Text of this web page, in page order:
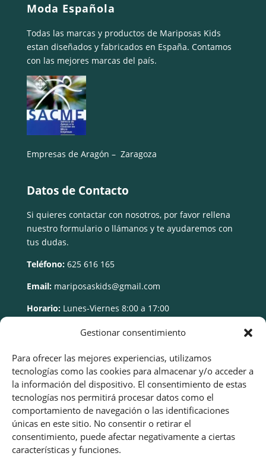
Gestionar consentimiento
Para ofrecer las mejores experiencias, utilizamos
tecnologías como las cookies para almacenar y/o acceder a
la información del dispositivo. El consentimiento de estas
tecnologías nos permitirá procesar datos como el
comportamiento de navegación o las identificaciones
únicas en este sitio. No consentir o retirar el
consentimiento, puede afectar negativamente a ciertas
características y funciones.
Moda Española
Todas las marcas y productos de Mariposas Kids
estan diseñados y fabricados en España. Contamos
con las mejores marcas del país.
Empresas de Aragón – Zaragoza
Datos de Contacto
Si quieres contactar con nosotros, por favor rellena
nuestro formulario o llámanos y te ayudaremos con
tus dudas.
Teléfono: 625 616 165
Email: mariposaskids@gmail.com
Horario: Lunes-Viernes 8:00 a 17:00